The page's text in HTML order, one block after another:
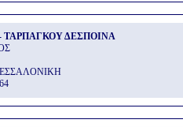
ΤΑΡΠΑΓΚΟΥ ΔΕΣΠΟΙΝΑ